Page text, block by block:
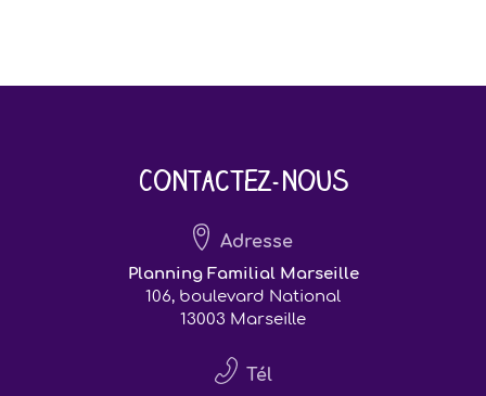
Contactez-nous
Adresse
Planning Familial Marseille
106, boulevard National
13003 Marseille
Tél